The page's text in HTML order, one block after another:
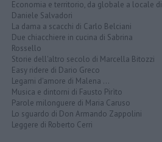
Economia e territorio, da globale a locale di
Daniele Salvadori
La dama a scacchi di Carlo Belciani
Due chiacchiere in cucina di Sabrina
Rossello
Storie dell'altro secolo di Marcella Bitozzi
Easy ridere di Dario Greco
Legami d'amore di Malena ...
Musica e dintorni di Fausto Pirìto
Parole milonguere di Maria Caruso
Lo sguardo di Don Armando Zappolini
Leggere di Roberto Cerri